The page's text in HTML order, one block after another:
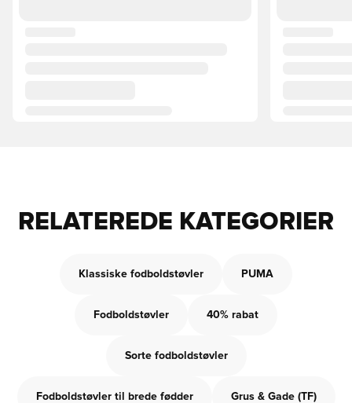
RELATEREDE KATEGORIER
Klassiske fodboldstøvler PUMA
Fodboldstøvler 40% rabat
Sorte fodboldstøvler
Fodboldstøvler til brede fødder Grus & Gade (TF)